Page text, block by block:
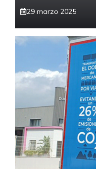
29 marzo 2025